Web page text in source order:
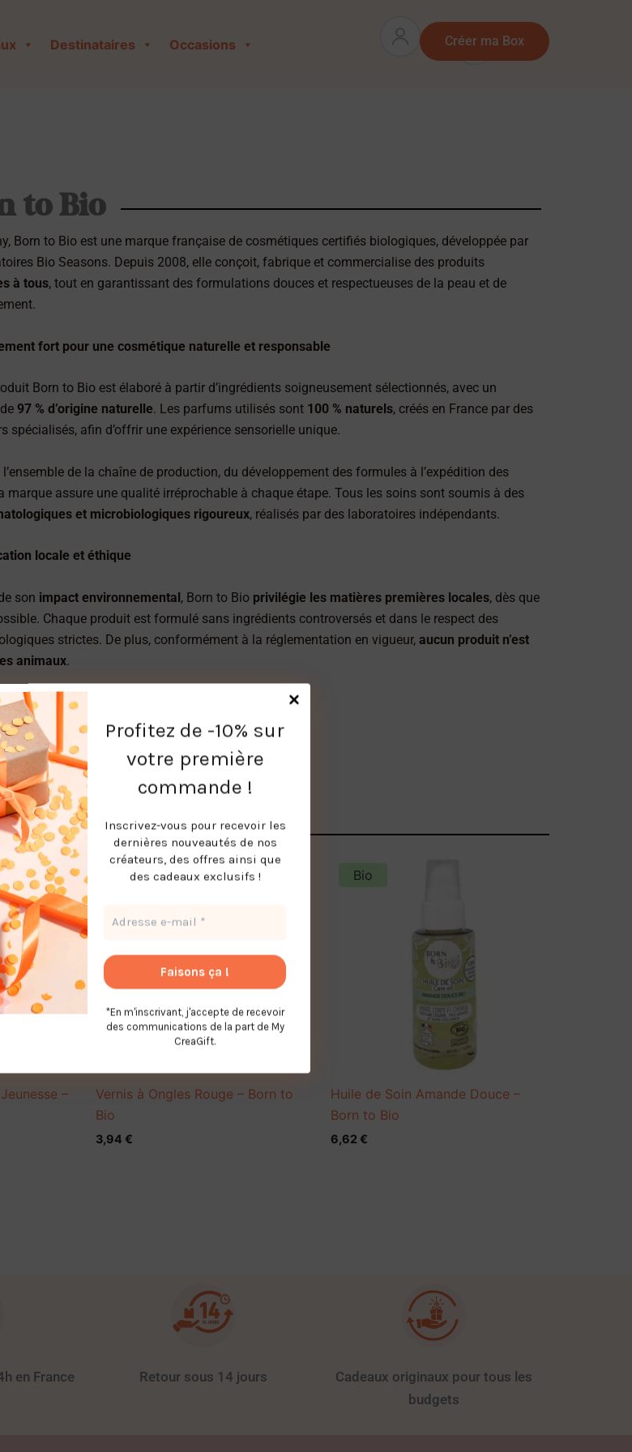
Destinataires Occasions Panier
Créer ma Box
to Bio
, Born to Bioest une marque française de cosmétiques certifiés biologiques, développée par
Bio Seasons. Depuis 2008, elle conçoit, fabrique et commercialise des produits
à tous, tout en garantissant des formulations douces et respectueuses de la peau et de
fort pour une cosmétique naturelle et responsable
Born to Bioest élaboré à partir d’ingrédients soigneusement sélectionnés, avec un
97 % d’origine naturelle. Les parfums utilisés sont 100 % naturels, créés en France par des
spécialisés, afin d’offrir une expérience sensorielle unique.
de la chaîne de production, du développement des formules à l’expédition des
marque assure une qualité irréprochableà chaque étape. Tous les soins sont soumis à des
et microbiologiques rigoureux, réalisés par des laboratoires indépendants.
locale et éthique
son impact environnemental, Born to Bioprivilégie les matières premières locales, dès que
Chaque produit est formulé sans ingrédients controversés et dans le respect des
strictes. De plus, conformément à la réglementation en vigueur, aucun produit n’est
animaux.
–
Bio
Vernis à Ongles Rouge – Born to
Bio
3,94 €
Bio
Huile de Soin Amande Douce –
Born to Bio
6,62 €
Profitez de -10% sur
votre première
commande !
Inscrivez-vous pour recevoir les
dernières nouveautés de nos
créateurs, des offres ainsi que
des cadeaux exclusifs !
*En m'inscrivant, j'accepte de recevoir
des communications de la part de My
CreaGift.
en France Retour sous 14 jours
Cadeaux originaux pour tous les
budgets